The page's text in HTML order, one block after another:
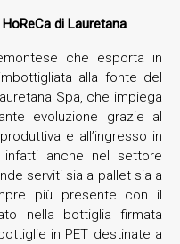
di Lauretana
che esporta in
alla fonte del
Spa, che impiega
evoluzione grazie al
e all’ingresso in
infatti anche nel settore
serviti sia a pallet sia a
più presente con il
nella bottiglia firmata
in PET destinate a